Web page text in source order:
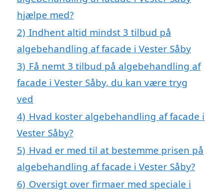
hjælpe med?
2) Indhent altid mindst 3 tilbud på
algebehandling af facade i Vester Såby
3) Få nemt 3 tilbud på algebehandling af
facade i Vester Såby, du kan være tryg
ved
4) Hvad koster algebehandling af facade i
Vester Såby?
5) Hvad er med til at bestemme prisen på
algebehandling af facade i Vester Såby?
6) Oversigt over firmaer med speciale i